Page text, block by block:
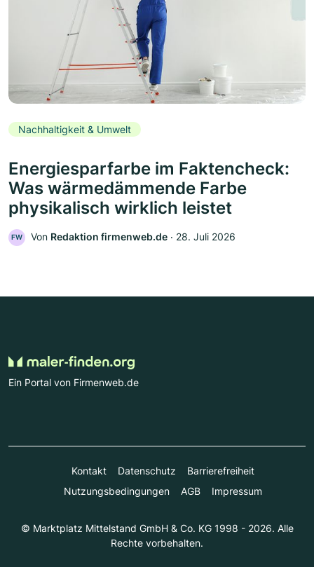
Nachhaltigkeit & Umwelt
Energiesparfarbe im Faktencheck:
Was wärmedämmende Farbe
physikalisch wirklich leistet
FW Von Redaktion firmenweb.de ‧ 28. Juli 2026
Ein Portal von Firmenweb.de
Kontakt Datenschutz
Barrierefreiheit
Nutzungsbedingungen
AGB Impressum
© Marktplatz Mittelstand GmbH & Co. KG 1998 - 2026. Alle
Rechte vorbehalten.